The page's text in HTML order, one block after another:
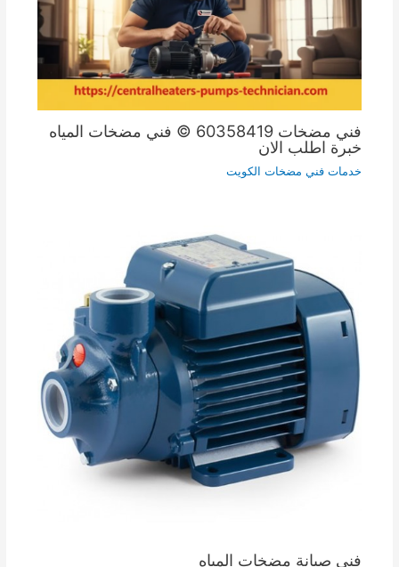
فني مضخات 60358419 © فني مضخات المياه
خبرة اطلب الان
خدمات فني مضخات الكويت
فني صيانة مضخات المياه